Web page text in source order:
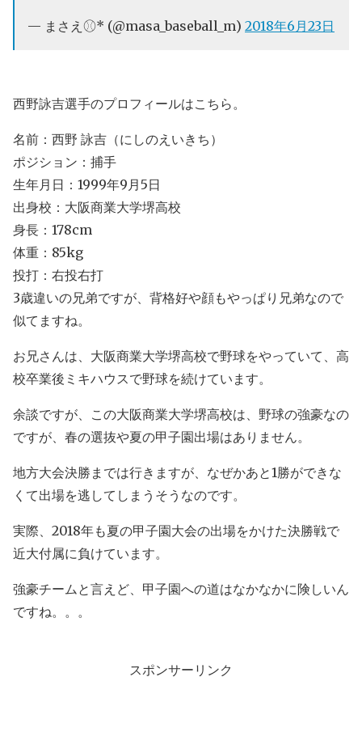
— まさえ⚾︎* (@masa_baseball_m) 2018年6月23日
西野詠吉選手のプロフィールはこちら。
名前：西野 詠吉（にしのえいきち）
ポジション：捕手
生年月日：1999年9月5日
出身校：大阪商業大学堺高校
身長：178cm
体重：85kg
投打：右投右打
3歳違いの兄弟ですが、背格好や顔もやっぱり兄弟なので
似てますね。
お兄さんは、大阪商業大学堺高校で野球をやっていて、高
校卒業後ミキハウスで野球を続けています。
余談ですが、この大阪商業大学堺高校は、野球の強豪なの
ですが、春の選抜や夏の甲子園出場はありません。
地方大会決勝までは行きますが、なぜかあと1勝ができな
くて出場を逃してしまうそうなのです。
実際、2018年も夏の甲子園大会の出場をかけた決勝戦で
近大付属に負けています。
強豪チームと言えど、甲子園への道はなかなかに険しいん
ですね。。。
スポンサーリンク